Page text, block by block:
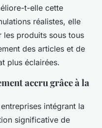
t-elle cette
réalistes, elle
produits sous tous
des articles et de
plus éclairées.
accru grâce à la
intégrant la
significative de